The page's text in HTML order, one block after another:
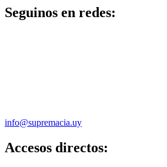
Seguinos en redes:
info@supremacia.uy
Accesos directos: